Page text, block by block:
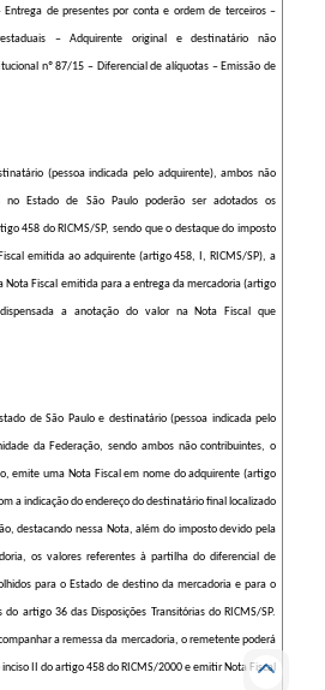
Entrega de presentes por conta e ordem de terceiros –
– Adquirente original e destinatário não
nº 87/15 – Diferencial de alíquotas – Emissão de
(pessoa indicada pelo adquirente), ambos não
no Estado de São Paulo poderão ser adotados os
458 do RICMS/SP, sendo que o destaque do imposto
emitida ao adquirente (artigo 458, I, RICMS/SP), a
Nota Fiscal emitida para a entrega da mercadoria (artigo
a anotação do valor na Nota Fiscal que
de São Paulo e destinatário (pessoa indicada pelo
da Federação, sendo ambos não contribuintes, o
emite uma Nota Fiscal em nome do adquirente (artigo
a indicação do endereço do destinatário final localizado
destacando nessa Nota, além do imposto devido pela
os valores referentes à partilha do diferencial de
para o Estado de destino da mercadoria e para o
artigo 36 das Disposições Transitórias do RICMS/SP.
a remessa da mercadoria, o remetente poderá
II do artigo 458 do RICMS/2000 e emitir Nota Fiscal